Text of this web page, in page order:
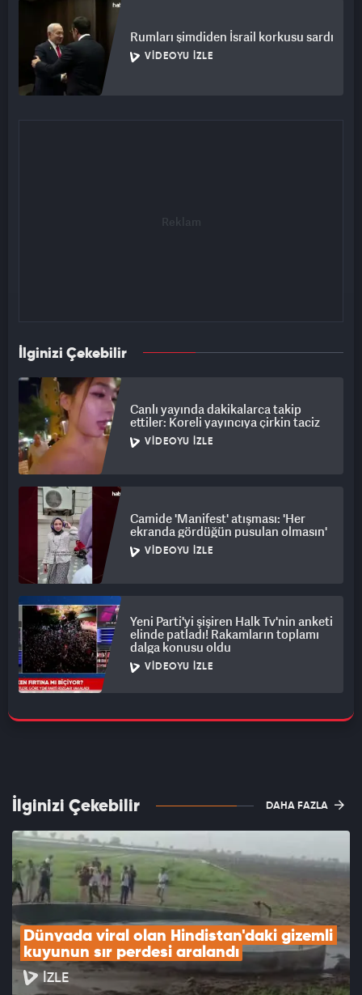
Rumları şimdiden İsrail korkusu sardı
VIDEOYU İZLE
İlginizi Çekebilir
Canlı yayında dakikalarca takip
ettiler: Koreli yayıncıya çirkin taciz
VIDEOYU İZLE
Camide 'Manifest' atışması: 'Her
ekranda gördüğün pusulan olmasın'
VIDEOYU İZLE
Yeni Parti'yi şişiren Halk Tv'nin anketi
elinde patladı! Rakamların toplamı
dalga konusu oldu
VIDEOYU İZLE
İlginizi Çekebilir DAHA FAZLA
Dünyada viral olan Hindistan'daki gizemli
kuyunun sır perdesi aralandı
İZLE